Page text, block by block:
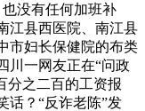
没有任何加班补
江县西医院、南江县
市妇长保健院的布类
川一网友正在“问政
分之二百的工资报
话？“反诈老陈”发